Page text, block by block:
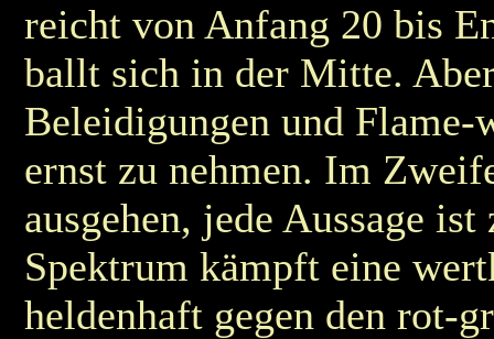
reicht von Anfang 20 bis
ballt sich in der Mitte.
Beleidigungen und
ernst zu nehmen. Im
ausgehen, jede Aussage
Spektrum kämpft eine
heldenhaft gegen den rot-